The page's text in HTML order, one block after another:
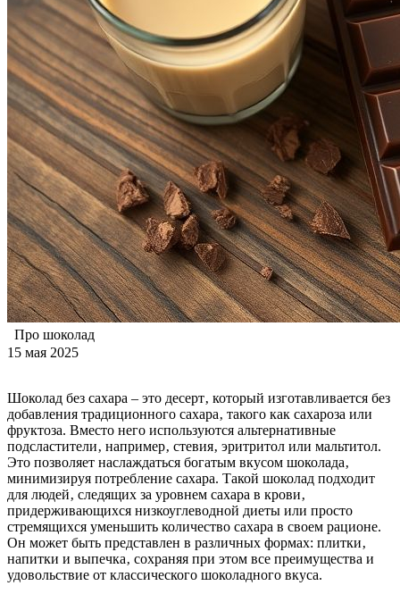
Про шоколад
15 мая 2025
Шоколад без сахара – это десерт‚ который изготавливается без
добавления традиционного сахара‚ такого как сахароза или
фруктоза. Вместо него используются альтернативные
подсластители‚ например‚ стевия‚ эритритол или мальтитол.
Это позволяет наслаждаться богатым вкусом шоколада‚
минимизируя потребление сахара. Такой шоколад подходит
для людей‚ следящих за уровнем сахара в крови‚
придерживающихся низкоуглеводной диеты или просто
стремящихся уменьшить количество сахара в своем рационе.
Он может быть представлен в различных формах: плитки‚
напитки и выпечка‚ сохраняя при этом все преимущества и
удовольствие от классического шоколадного вкуса.